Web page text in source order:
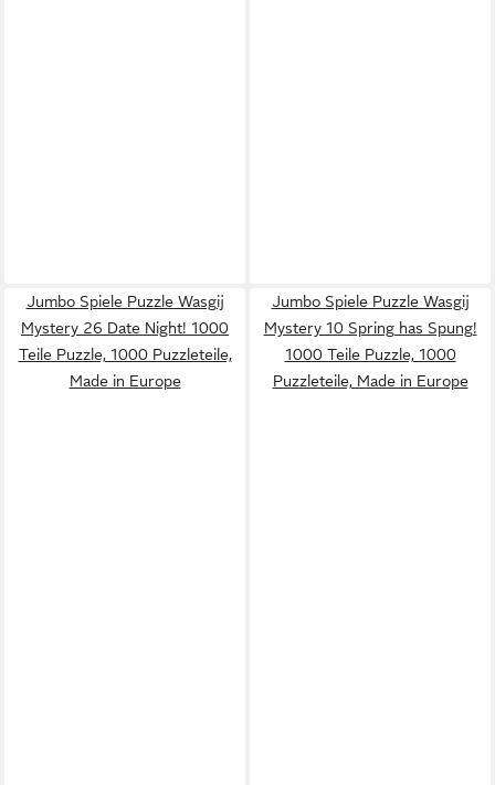
Jumbo Spiele Puzzle Wasgij
Mystery 26 Date Night! 1000
Teile Puzzle, 1000 Puzzleteile,
Made in Europe
Jumbo Spiele Puzzle Wasgij
Mystery 10 Spring has Spung!
1000 Teile Puzzle, 1000
Puzzleteile, Made in Europe